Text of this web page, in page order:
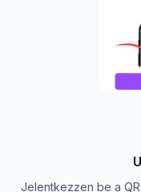
Jelentkezzen be a